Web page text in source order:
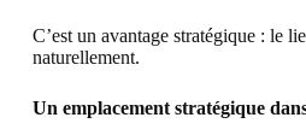
C’est un avantage stratégique : le
naturellement.
Un emplacement stratégique